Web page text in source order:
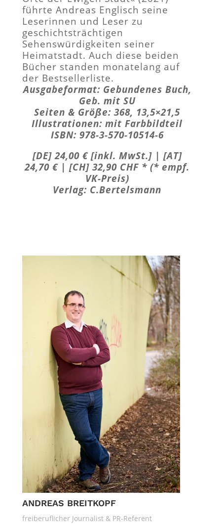
führte Andreas Englisch seine
Leserinnen und Leser zu
geschichtsträchtigen
Sehenswürdigkeiten seiner
Heimatstadt. Auch diese beiden
Bücher standen monatelang auf
der Bestsellerliste.
Ausgabeformat: Gebundenes Buch,
Geb. mit SU
Seiten & Größe: 368, 13,5×21,5
Illustrationen: mit Farbbildteil
ISBN: 978-3-570-10514-6
[DE] 24,00 € [inkl. MwSt.] | [AT]
24,70 € | [CH] 32,90 CHF * (* empf.
VK-Preis)
Verlag: C.Bertelsmann
ANDREAS BREITKOPF
freiberuflicher Journalist & PR-Referent